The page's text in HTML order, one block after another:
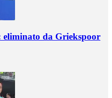
da Griekspoor